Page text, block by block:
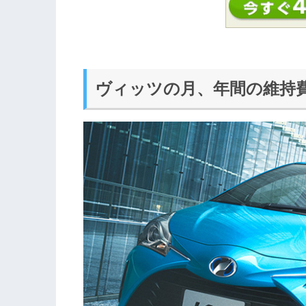
ヴィッツの月、年間の維持